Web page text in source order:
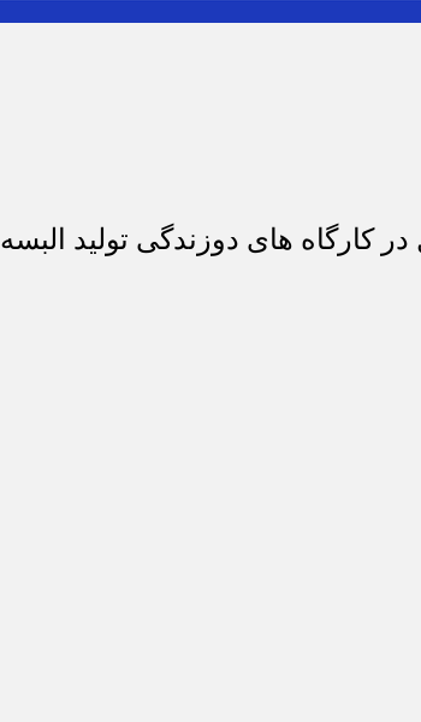
کارگاه های دوزندگی تولید البسه